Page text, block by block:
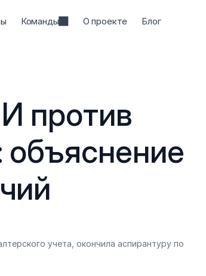
Команды О проекте Блог
против
учета, окончила аспирантуру по